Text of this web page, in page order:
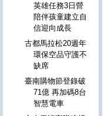
英雄任務3日營
陪伴孩童建立自
信迎向成長
古都馬拉松20週年
環保空品守護不
缺席
臺南購物節登錄破
71億 再加碼8台
智慧電車